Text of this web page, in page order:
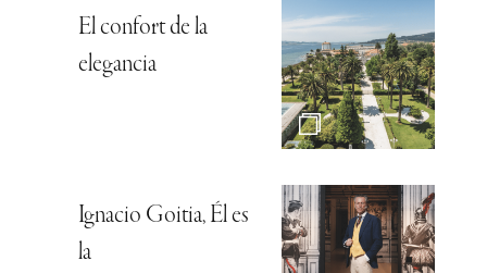
El confort de la
elegancia
Ignacio Goitia, Él es
la